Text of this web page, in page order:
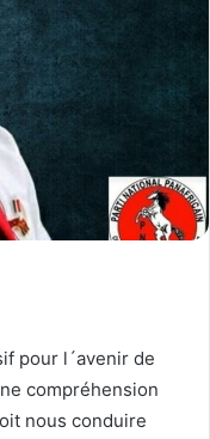
pour l´avenir de
compréhension
nous conduire